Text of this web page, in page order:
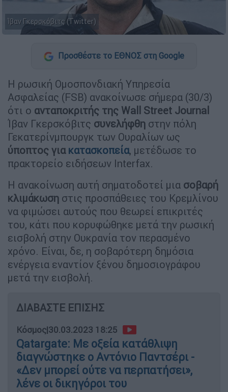
Ίβαν Γκερσκόβιτς (Twitter)
Προσθέστε το ΕΘΝΟΣ στη Google
Η ρωσική Ομοσπονδιακή Υπηρεσία
Ασφαλείας (FSB) ανακοίνωσε σήμερα (30/3)
ότι ο ανταποκριτής της Wall Street Journal
Ίβαν Γκερσκόβιτς συνελήφθη στην πόλη
Γεκατερίνμπουργκ των Ουραλίων ως
ύποπτος για κατασκοπεία, μετέδωσε το
πρακτορείο ειδήσεων Interfax.
Η ανακοίνωση αυτή σηματοδοτεί μια σοβαρή
κλιμάκωση στις προσπάθειες του Κρεμλίνου
να φιμώσει αυτούς που θεωρεί επικριτές
του, κάτι που κορυφώθηκε μετά την ρωσική
εισβολή στην Ουκρανία τον περασμένο
χρόνο. Είναι, δε, η σοβαρότερη δημόσια
ενέργεια εναντίον ξένου δημοσιογράφου
μετά την εισβολή.
ΔΙΑΒΑΣΤΕ ΕΠΙΣΗΣ
Κόσμος|30.03.2023 18:25
Qatargate: Με οξεία κατάθλιψη
διαγνώστηκε ο Αντόνιο Παντσέρι -
«Δεν μπορεί ούτε να περπατήσει»,
λένε οι δικηγόροι του